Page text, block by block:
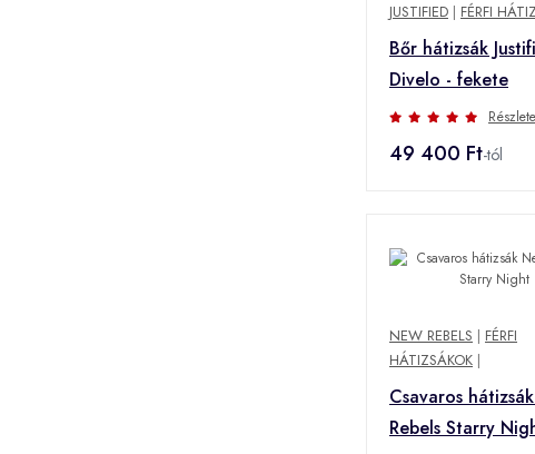
JUSTIFIED | FÉRFI
Bőr hátizsák
Divelo - fekete
49 400 Ft-tól
NEW REBELS | FÉRFI
HÁTIZSÁKOK |
Csavaros
Rebels Starry